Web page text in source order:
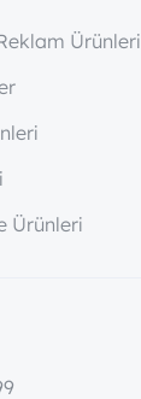
Ürünleri
Ürünleri